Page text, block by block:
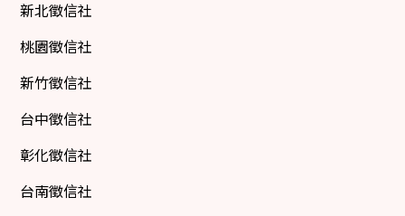
新北徵信社
桃園徵信社
新竹徵信社
台中徵信社
彰化徵信社
台南徵信社